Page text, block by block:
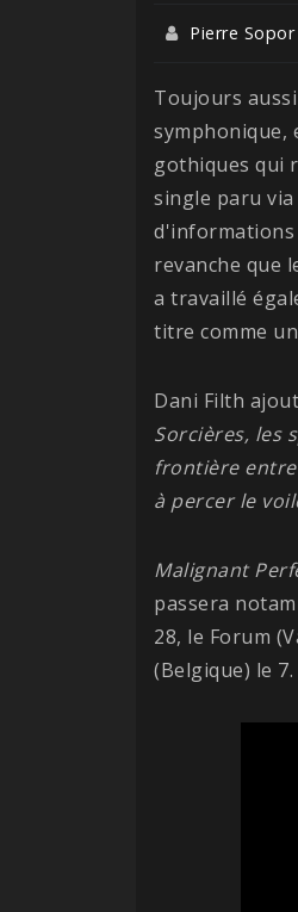
Pierre Sopor
Toujours
symphonique,
gothiques qui
single paru via
d'informations
revanche que
a travaillé
titre comme
Dani Filth
Sorcières, les
frontière
à percer le
Malignant
passera
28, le Forum
(Belgique) le 7.